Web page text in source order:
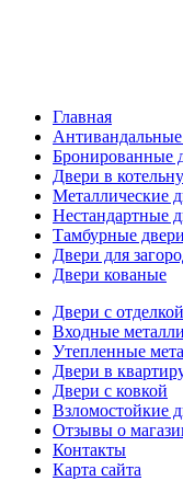
Главная
Бронированные
Двери в
Металлические
Нестандартные
Тамбурные двери
Двери для
Двери кованые
Двери с
Входные
Утепленные
Двери в
Двери с ковкой
Взломостойкие
Отзывы о
Контакты
Карта сайта